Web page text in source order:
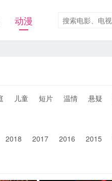
动漫
儿童 短片 温情 悬疑
2018 2017 2016 2015